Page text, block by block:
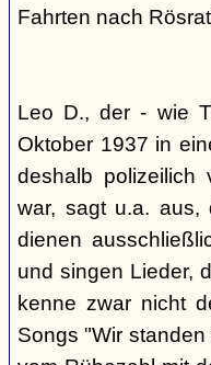
Fahrten nach
Leo D., der - wie
Oktober 1937 in
deshalb polizeilich
war, sagt u.a. aus,
dienen
und singen Lieder,
kenne zwar nicht
Songs "Wir